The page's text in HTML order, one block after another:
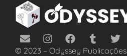
© 2023 – Odyssey Publicações